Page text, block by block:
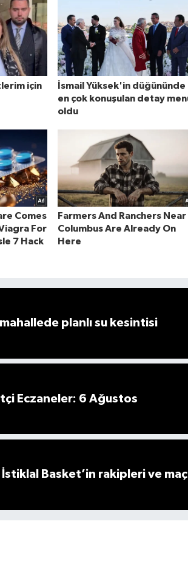
planlı su kesintisi
Eczaneler: 6 Ağustos
İstiklal Basket’in rakipleri ve maç